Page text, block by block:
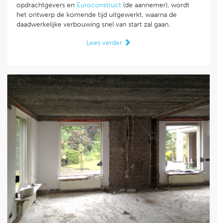
opdrachtgevers en Euroconstruct (de aannemer), wordt
het ontwerp de komende tijd uitgewerkt, waarna de
daadwerkelijke verbouwing snel van start zal gaan.
Lees verder